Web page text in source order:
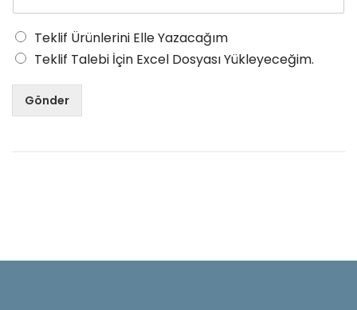
Teklif Ürünlerini Elle Yazacağım
Teklif Talebi İçin Excel Dosyası Yükleyeceğim.
Gönder